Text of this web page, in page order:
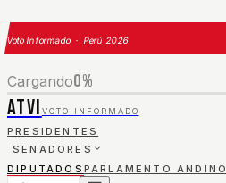
Voto Informado · Perú 2026
Cargando0%
ATVI VOTO INFORMADO
PRESIDENTES
SENADORES
DIPUTADOS PARLAMENTO ANDINO